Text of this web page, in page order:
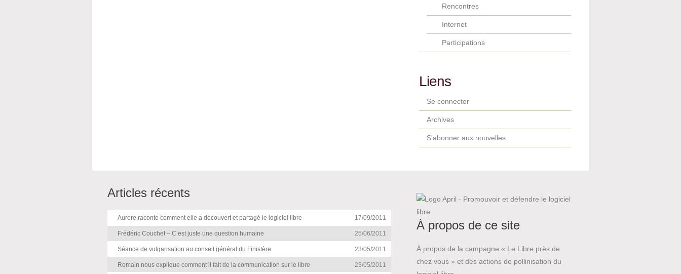
Rencontres
Internet
Participations
Liens
Se connecter
Archives
S'abonner aux nouvelles
Articles récents
Aurore raconte comment elle a découvert et partagé le logiciel libre 17/09/2011
Frédéric Couchet – C’est juste une question humaine 25/06/2011
Séance de vulgarisation au conseil général du Finistère 23/05/2011
Romain nous explique comment il fait de la communication sur le libre 23/05/2011
À propos de ce site
À propos de la campagne « Le Libre près de
chez vous » et des actions de pollinisation du